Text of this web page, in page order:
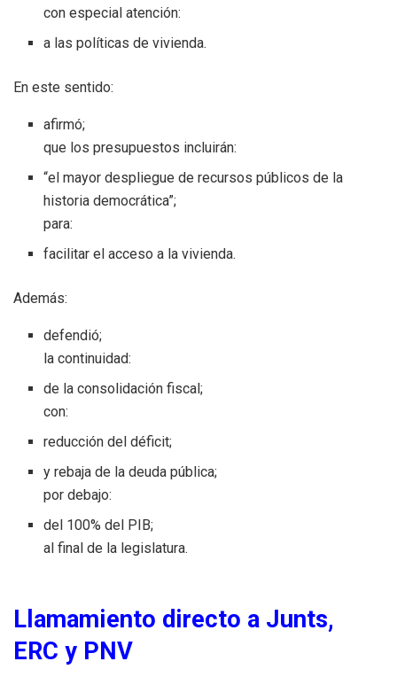
con especial atención:
a las políticas de vivienda.
En este sentido:
afirmó;
que los presupuestos incluirán:
“el mayor despliegue de recursos públicos de la
historia democrática”;
para:
facilitar el acceso a la vivienda.
Además:
defendió;
la continuidad:
de la consolidación fiscal;
con:
reducción del déficit;
y rebaja de la deuda pública;
por debajo:
del 100% del PIB;
al final de la legislatura.
Llamamiento directo a Junts,
ERC y PNV